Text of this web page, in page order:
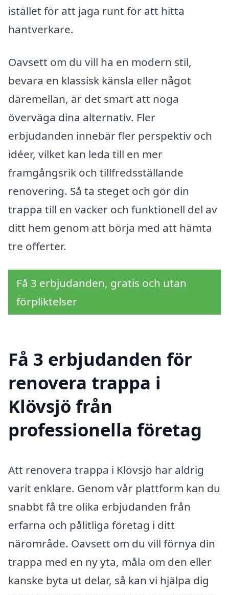
istället för att jaga runt för att hitta
hantverkare.
Oavsett om du vill ha en modern stil,
bevara en klassisk känsla eller något
däremellan, är det smart att noga
överväga dina alternativ. Fler
erbjudanden innebär fler perspektiv och
idéer, vilket kan leda till en mer
framgångsrik och tillfredsställande
renovering. Så ta steget och gör din
trappa till en vacker och funktionell del av
ditt hem genom att börja med att hämta
tre offerter.
Få 3 erbjudanden, gratis och utan
förpliktelser
Få 3 erbjudanden för
renovera trappa i
Klövsjö från
professionella företag
Att renovera trappa i Klövsjö har aldrig
varit enklare. Genom vår plattform kan du
snabbt få tre olika erbjudanden från
erfarna och pålitliga företag i ditt
närområde. Oavsett om du vill förnya din
trappa med en ny yta, måla om den eller
kanske byta ut delar, så kan vi hjälpa dig